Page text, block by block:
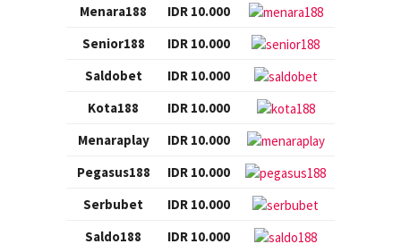
Menara188
IDR 10.000
Senior188
IDR 10.000
Saldobet
IDR 10.000
Kota188
IDR 10.000
Menaraplay
IDR 10.000
Pegasus188
IDR 10.000
Serbubet
IDR 10.000
Saldo188
IDR 10.000